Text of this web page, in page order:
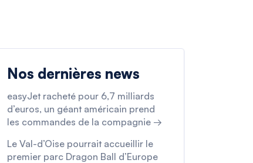
Nos dernières news
easyJet racheté pour 6,7 milliards
d’euros, un géant américain prend
les commandes de la compagnie →
Le Val-d’Oise pourrait accueillir le
premier parc Dragon Ball d’Europe